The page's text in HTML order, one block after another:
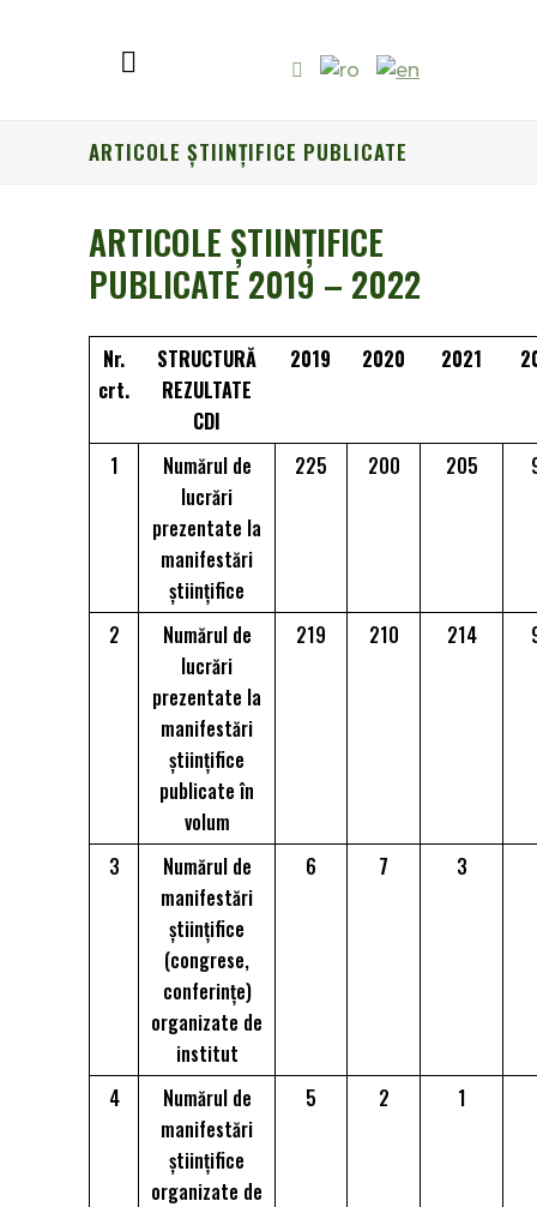
ARTICOLE ȘTIINȚIFICE PUBLICATE
ARTICOLE ȘTIINȚIFICE
PUBLICATE 2019 – 2022
Nr.
crt.
STRUCTURĂ
REZULTATE
CDI
2019 2020 2021
1
Numărul de
lucrări
prezentate la
manifestări
științifice
225 200 205
2
Numărul de
lucrări
prezentate la
manifestări
științifice
publicate în
volum
219 210 214
3
Numărul de
manifestări
ştiinţifice
(congrese,
conferinţe)
organizate de
institut
6 7 3
4
Numărul de
manifestări
știinţifice
organizate de
5 2 1